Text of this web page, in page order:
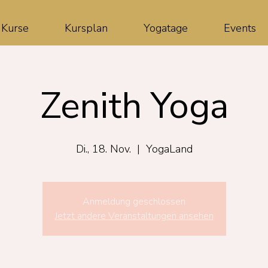
Kurse Kursplan Yogatage Events
Zenith Yoga
Di., 18. Nov.
  |
YogaLand
Anmeldung geschlossen
Jetzt andere Veranstaltungen ansehen